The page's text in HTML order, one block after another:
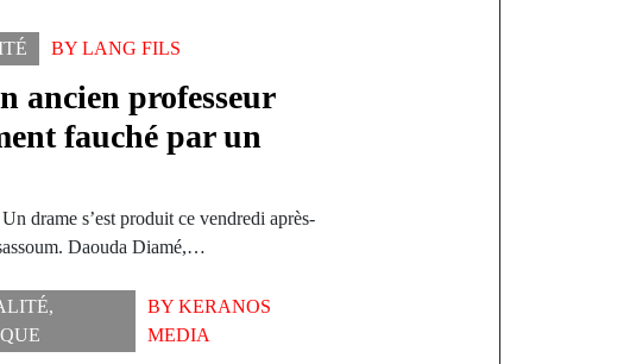
BYLANG FILS
ancien professeur
fauché par un
drame s’est produit ce vendredi après-
Daouda Diamé,…
,
BYKERANOS
MEDIA